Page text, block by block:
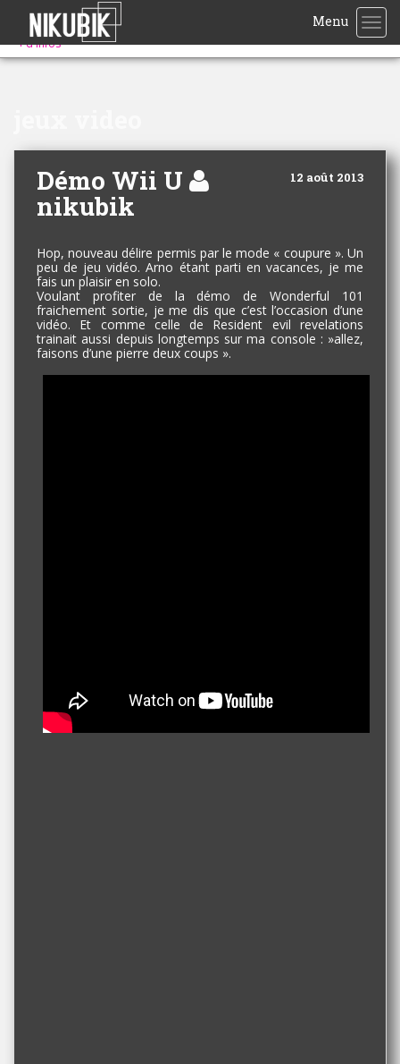
Menu
+d'infos
Démo Wii U
12 août 2013
nikubik
Hop, nouveau délire permis par le mode « coupure ». Un
peu de jeu vidéo. Arno étant parti en vacances, je me
fais un plaisir en solo.
Voulant profiter de la démo de Wonderful 101
fraichement sortie, je me dis que c’est l’occasion d’une
vidéo. Et comme celle de Resident evil revelations
trainait aussi depuis longtemps sur ma console : »allez,
faisons d’une pierre deux coups ».